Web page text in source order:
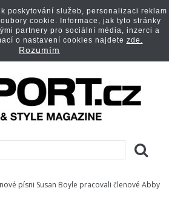
písni Susan Boyle pracovali členové Abby
poskytování služeb, personalizaci reklam
cookie. Informace, jak tyto stránky
partnery pro sociální média, inzerci a
o nastavení cookies najdete zde.
Rozumím